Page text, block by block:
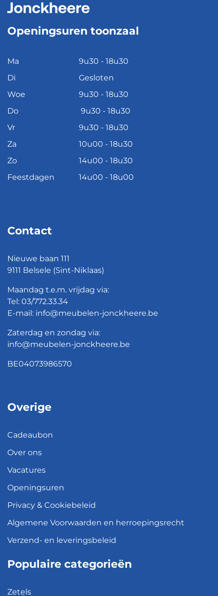
Openingsuren toonzaal
Ma
9u30 - 18u30
Di
Gesloten
Woe
9u30 - 18u30
Do
9u30 - 18u30
Vr
9u30 - 18u30
Za
10u00 - 18u30
Zo
14u00 - 18u30
Feestdagen
14u00 - 18u00
Contact
Nieuwe baan 111
9111 Belsele (Sint-Niklaas)
Maandag t.e.m. vrijdag via:
Tel: 03/772.33.34
E-mail: info@meubelen-jonckheere.be
Zaterdag en zondag via:
info@meubelen-jonckheere.be
BE04073986570
Overige
Cadeaubon
Over ons
Vacatures
Openingsuren
Privacy & Cookiebeleid
Algemene Voorwaarden en herroepingsrecht
Verzend- en leveringsbeleid
Populaire categorieën
Zetels